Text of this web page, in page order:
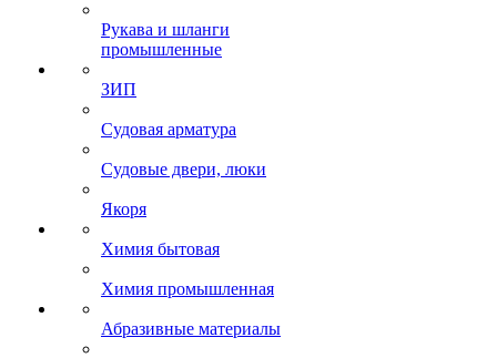
Рукава и шланги
промышленные
ЗИП
Судовая арматура
Судовые двери, люки
Якоря
Химия бытовая
Химия промышленная
Абразивные материалы